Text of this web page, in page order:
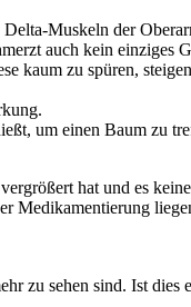
Muskeln der
auch kein einziges
kaum zu spüren,
um einen Baum zu
hat und es
Medikamentierung
zu sehen sind. Ist